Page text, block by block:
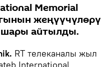
Memorial
жеңүүчүлөрү
айтылды.
RT телеканалы жыл
International